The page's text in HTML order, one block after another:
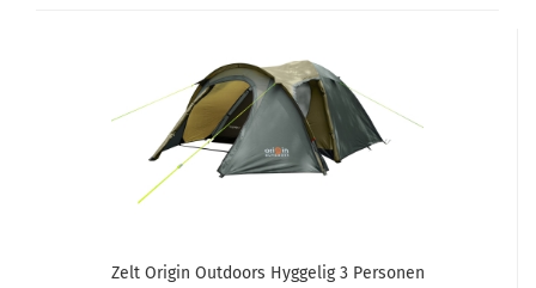
Zelt Origin Outdoors Hyggelig 3 Personen